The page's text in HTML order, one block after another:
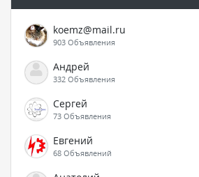
koemz@mail.ru
903 Объявления
Андрей
332 Объявления
Сергей
73 Объявления
Евгений
68 Объявлений